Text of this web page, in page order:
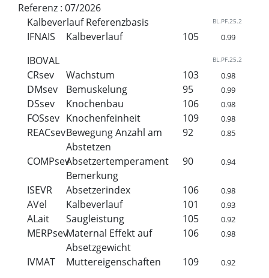
Referenz : 07/2026
Kalbeverlauf Referenzbasis
BL.PF.25.2
IFNAIS Kalbeverlauf 105 0.99
IBOVAL BL.PF.25.2
CRsev Wachstum 103 0.98
DMsev Bemuskelung 95 0.99
DSsev Knochenbau 106 0.98
FOSsev Knochenfeinheit 109 0.98
REACsevBewegung Anzahl am
Abstetzen
92 0.85
COMPsevAbsetzertemperament
Bemerkung
90 0.94
ISEVR Absetzerindex 106 0.98
AVel Kalbeverlauf 101 0.93
ALait Saugleistung 105 0.92
MERPsevMaternal Effekt auf
Absetzgewicht
106 0.98
IVMAT Muttereigenschaften 109 0.92